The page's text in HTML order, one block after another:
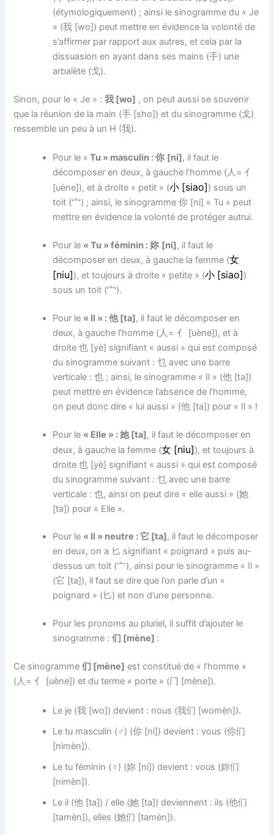
(étymologiquement) ; ainsi le sinogramme du « Je
» (我 [wo]) peut mettre en évidence la volonté de
s’affirmer par rapport aux autres, et cela par la
dissuasion en ayant dans ses mains (手) une
arbalète (戈).
Sinon, pour le « Je » :我 [wo] , on peut aussi se souvenir
que la réunion de la main (手 [sho]) et du sinogramme (戈)
ressemble un peu à un H (我).
Pour le « Tu » masculin :你 [ni], il faut le
décomposer en deux, à gauche l’homme (人 =亻
[uène]), et à droite « petit » (小 [siao]) sous un
toit (宀) ; ainsi, le sinogramme你 [ni] « Tu » peut
mettre en évidence la volonté de protéger autrui.
Pour le « Tu » féminin :妳 [ni], il faut le
décomposer en deux, à gauche la femme (女
[niu]), et toujours à droite « petite » (小 [siao])
sous un toit (宀).
Pour le « Il » : 他 [ta], il faut le décomposer en
deux, à gauche l’homme (人 =亻 [uène]), et à
droite 也 [yè] signifiant « aussi » qui est composé
du sinogramme suivant : 乜 avec une barre
verticale : 也 ; ainsi, le sinogramme « Il » (他 [ta])
peut mettre en évidence l’absence de l’homme,
on peut donc dire « lui aussi » (他 [ta]) pour « Il » !
Pour le « Elle » : 她 [ta], il faut le décomposer en
deux, à gauche la femme (女 [niu]), et toujours à
droite 也 [yè] signifiant « aussi » qui est composé
du sinogramme suivant : 乜 avec une barre
verticale : 也, ainsi on peut dire « elle aussi » (她
[ta]) pour « Elle ».
Pour le « Il » neutre : 它 [ta], il faut le décomposer
en deux, on a 匕 signifiant « poignard » puis au-
dessus un toit (宀), ainsi pour le sinogramme « Il »
(它 [ta]), il faut se dire que l’on parle d’un «
poignard » (匕) et non d’une personne.
Pour les pronoms au pluriel, il suffit d’ajouter le
sinogramme :们 [mène] :
Ce sinogramme们 [mène] est constitué de « l’homme »
(人=亻 [uène]) et du terme « porte » (门 [mène]).
Le je (我 [wo]) devient : nous (我们 [womèn]).
Le tu masculin (♂) (你 [ni]) devient : vous (你们
[nimèn]).
Le tu féminin (♀ ) (妳 [ni]) devient : vous (妳们
[nimèn]).
Le il (他 [ta]) / elle (她 [ta]) deviennent : ils (他们
[tamèn]), elles (她们 [tamèn]).